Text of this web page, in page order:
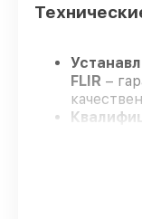
FLIR –